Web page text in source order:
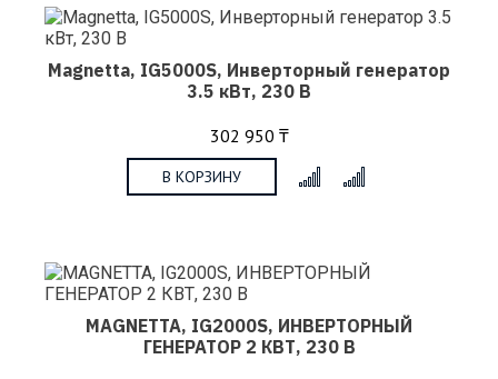
Magnetta, IG5000S, Инверторный генератор
3.5 кВт, 230 В
302 950 ₸
В КОРЗИНУ
MAGNETTA, IG2000S, ИНВЕРТОРНЫЙ
ГЕНЕРАТОР 2 КВТ, 230 В